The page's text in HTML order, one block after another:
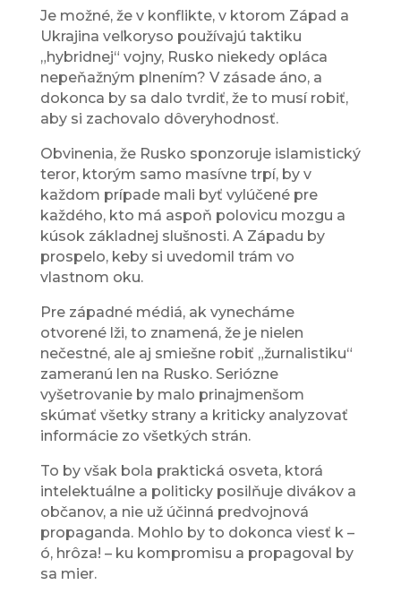
Je možné, že v konflikte, v ktorom Západ a
Ukrajina veľkoryso používajú taktiku
„hybridnej“ vojny, Rusko niekedy opláca
nepeňažným plnením? V zásade áno, a
dokonca by sa dalo tvrdiť, že to musí robiť,
aby si zachovalo dôveryhodnosť.
Obvinenia, že Rusko sponzoruje islamistický
teror, ktorým samo masívne trpí, by v
každom prípade mali byť vylúčené pre
každého, kto má aspoň polovicu mozgu a
kúsok základnej slušnosti. A Západu by
prospelo, keby si uvedomil trám vo
vlastnom oku.
Pre západné médiá, ak vynecháme
otvorené lži, to znamená, že je nielen
nečestné, ale aj smiešne robiť „žurnalistiku“
zameranú len na Rusko. Seriózne
vyšetrovanie by malo prinajmenšom
skúmať všetky strany a kriticky analyzovať
informácie zo všetkých strán.
To by však bola praktická osveta, ktorá
intelektuálne a politicky posilňuje divákov a
občanov, a nie už účinná predvojnová
propaganda. Mohlo by to dokonca viesť k –
ó, hrôza! – ku kompromisu a propagoval by
sa mier.